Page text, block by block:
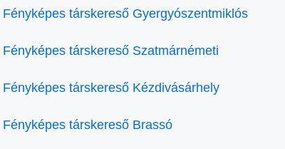
Fényképes társkereső Gyergyószentmiklós
Fényképes társkereső Szatmárnémeti
Fényképes társkereső Kézdivásárhely
Fényképes társkereső Brassó